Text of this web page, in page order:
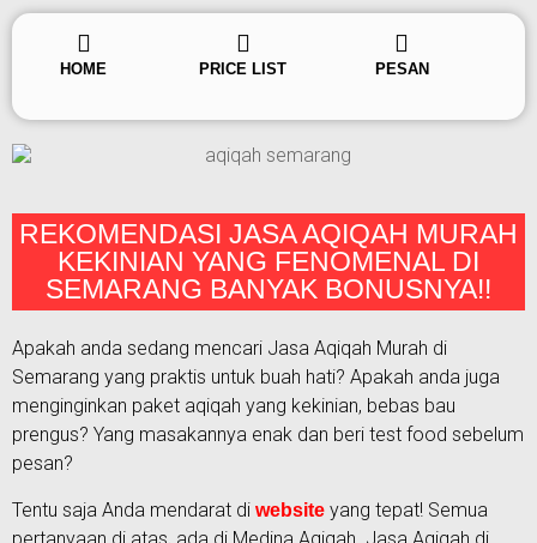
HOME PRICE LIST PESAN
REKOMENDASI JASA AQIQAH MURAH
KEKINIAN YANG FENOMENAL DI
SEMARANG BANYAK BONUSNYA!!
Apakah anda sedang mencari Jasa Aqiqah Murah di
Semarang yang praktis untuk buah hati? Apakah anda juga
menginginkan paket aqiqah yang kekinian, bebas bau
prengus? Yang masakannya enak dan beri test food sebelum
pesan?
Tentu saja Anda mendarat di website yang tepat! Semua